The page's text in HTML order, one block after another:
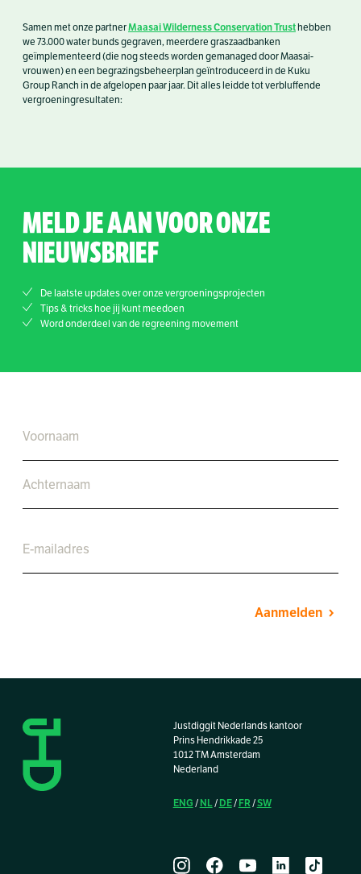
Samen met onze partnerMaasai Wilderness Conservation Trust hebben
we 73.000 water bunds gegraven, meerdere graszaadbanken
geïmplementeerd (die nog steeds worden gemanaged door Maasai-
vrouwen) en een begrazingsbeheerplan geïntroduceerd in de Kuku
Group Ranch in de afgelopen paar jaar. Dit alles leidde tot verbluffende
vergroeningresultaten:
MELD JE AAN VOOR ONZE
NIEUWSBRIEF
De laatste updates over onze vergroeningsprojecten
Tips & tricks hoe jij kunt meedoen
Word onderdeel van de regreening movement
Aanmelden
Justdiggit Nederlands kantoor
Prins Hendrikkade 25
1012 TM Amsterdam
Nederland
ENG / NL/ DE/ FR/SW